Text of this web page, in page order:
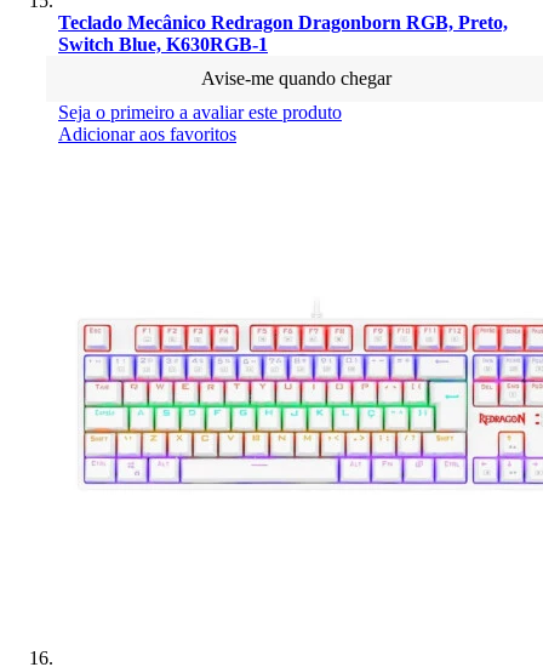
Teclado Mecânico Redragon Dragonborn RGB, Preto,
Switch Blue, K630RGB-1
Avise-me quando chegar
Seja o primeiro a avaliar este produto
Adicionar aos favoritos